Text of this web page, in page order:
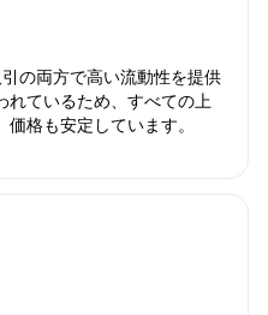
の両方で高い流動性を提供
れているため、すべての上
格も安定しています。